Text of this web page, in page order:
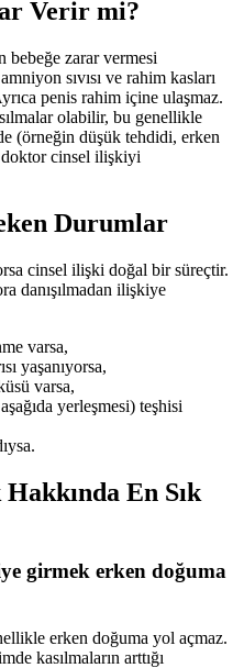
Verir mi?
bebeğe zarar vermesi
sıvısı ve rahim kasları
penis rahim içine ulaşmaz.
olabilir, bu genellikle
(örneğin düşük tehdidi, erken
cinsel ilişkiyi
Durumlar
cinsel ilişki doğal bir süreçtir.
danışılmadan ilişkiye
varsa,
yaşanıyorsa,
varsa,
yerleşmesi) teşhisi
En Sık
girmek erken doğuma
erken doğuma yol açmaz.
kasılmaların arttığı